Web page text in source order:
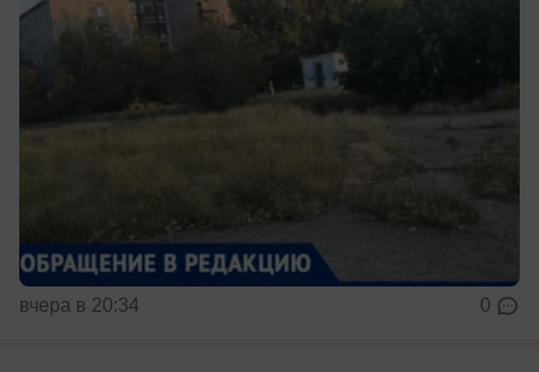
вчера в 20:34 0